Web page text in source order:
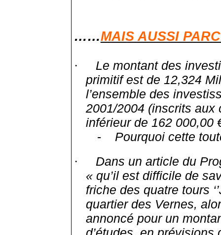
……MAIS AUSSI
·
Le montant des
primitif est de 12,324
l’ensemble des
2001/2004 (inscrits aux
inférieur de 162 000,00
-
Pourquoi cette
·
Dans un article du
« qu’il est difficile de
friche des quatre tours
quartier des Vernes,
annoncé pour un